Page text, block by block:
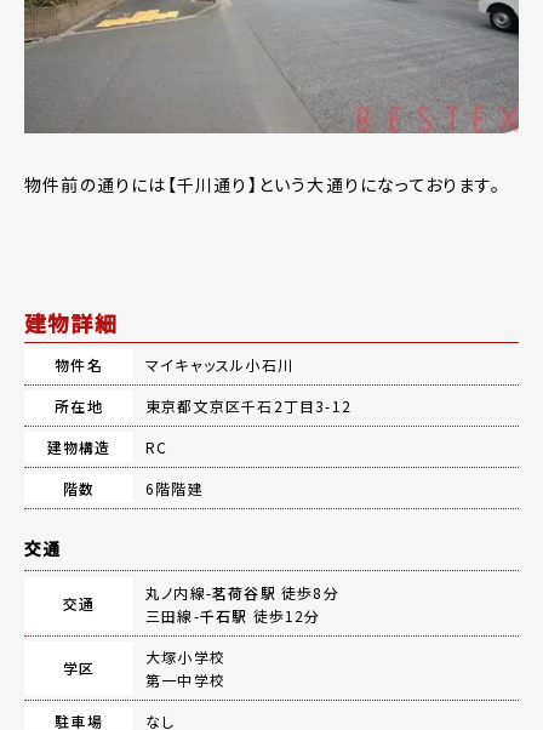
物件前の通りには【千川通り】という大通りになっております。
建物詳細
物件名
マイキャッスル小石川
所在地
東京都文京区千石2丁目3-12
建物構造
RC
階数
6階階建
交通
交通
丸ノ内線-茗荷谷駅 徒歩8分
三田線-千石駅 徒歩12分
学区
大塚小学校
第一中学校
駐車場
なし